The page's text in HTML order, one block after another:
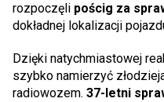
rozpoczęli pościg za
dokładnej lokalizacji
Dzięki natychmiastowej
szybko namierzyć
radiowozem. 37-letni